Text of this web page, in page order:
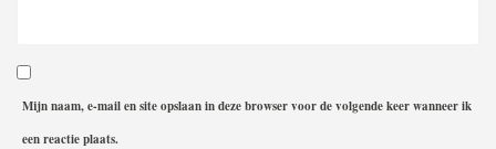
Mijn naam, e-mail en site opslaan in deze browser voor de volgende keer wanneer ik
een reactie plaats.